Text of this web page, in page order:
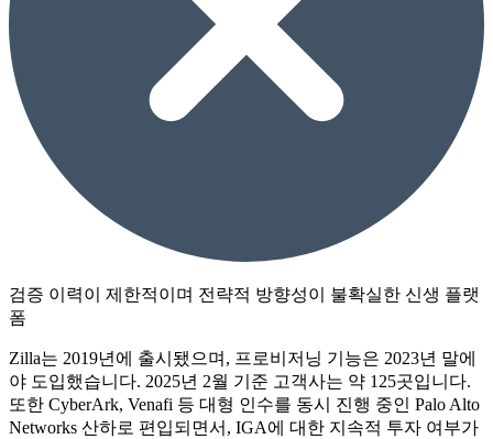
검증 이력이 제한적이며 전략적 방향성이 불확실한 신생 플랫
폼
Zilla는 2019년에 출시됐으며, 프로비저닝 기능은 2023년 말에
야 도입했습니다. 2025년 2월 기준 고객사는 약 125곳입니다.
또한 CyberArk, Venafi 등 대형 인수를 동시 진행 중인 Palo Alto
Networks 산하로 편입되면서, IGA에 대한 지속적 투자 여부가